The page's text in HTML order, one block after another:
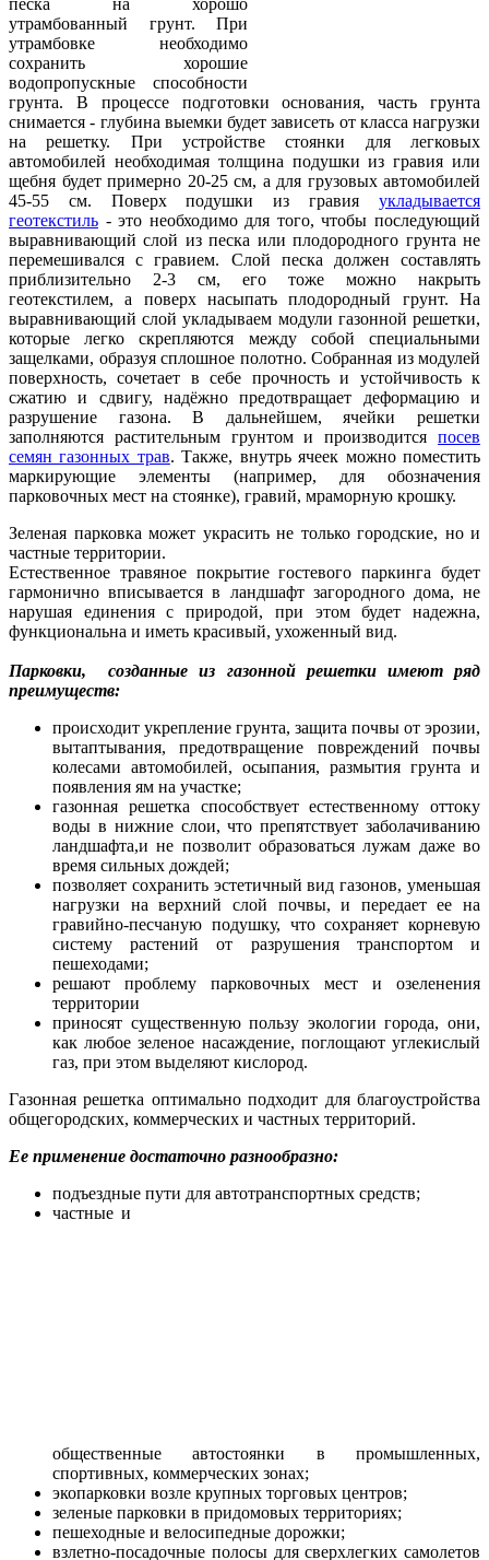
утрамбованный грунт. При
утрамбовке необходимо
сохранить хорошие
водопропускные способности
грунта. В процессе подготовки основания, часть грунта
снимается - глубина выемки будет зависеть от класса нагрузки
на решетку. При устройстве стоянки для легковых
автомобилей необходимая толщина подушки из гравия или
щебня будет примерно 20-25 см, а для грузовых автомобилей
45-55 см. Поверх подушки из гравия укладывается
геотекстиль - это необходимо для того, чтобы последующий
выравнивающий слой из песка или плодородного грунта не
перемешивался с гравием. Слой песка должен составлять
приблизительно 2-3 см, его тоже можно накрыть
геотекстилем, а поверх насыпать плодородный грунт. На
выравнивающий слой укладываем модули газонной решетки,
которые легко скрепляются между собой специальными
защелками, образуя сплошное полотно. Собранная из модулей
поверхность, сочетает в себе прочность и устойчивость к
сжатию и сдвигу, надёжно предотвращает деформацию и
разрушение газона. В дальнейшем, ячейки решетки
заполняются растительным грунтом и производится посев
семян газонных трав. Также, внутрь ячеек можно поместить
маркирующие элементы (например, для обозначения
парковочных мест на стоянке), гравий, мраморную крошку.
Зеленая парковка может украсить не только городские, но и
частные территории.
Естественное травяное покрытие гостевого паркинга будет
гармонично вписывается в ландшафт загородного дома, не
нарушая единения с природой, при этом будет надежна,
функциональна и иметь красивый, ухоженный вид.
Парковки, созданные из газонной решетки имеют ряд
преимуществ:
происходит укрепление грунта, защита почвы от эрозии,
вытаптывания, предотвращение повреждений почвы
колесами автомобилей, осыпания, размытия грунта и
появления ям на участке;
газонная решетка способствует естественному оттоку
воды в нижние слои, что препятствует заболачиванию
ландшафта,и не позволит образоваться лужам даже во
время сильных дождей;
позволяет сохранить эстетичный вид газонов, уменьшая
нагрузки на верхний слой почвы, и передает ее на
гравийно-песчаную подушку, что сохраняет корневую
систему растений от разрушения транспортом и
пешеходами;
решают проблему парковочных мест и озеленения
территории
приносят существенную пользу экологии города, они,
как любое зеленое насаждение, поглощают углекислый
газ, при этом выделяют кислород.
Газонная решетка оптимально подходит для благоустройства
общегородских, коммерческих и частных территорий.
Ее применение достаточно разнообразно:
подъездные пути для автотранспортных средств;
частные и
общественные автостоянки в промышленных,
спортивных, коммерческих зонах;
экопарковки возле крупных торговых центров;
зеленые парковки в придомовых территориях;
пешеходные и велосипедные дорожки;
взлетно-посадочные полосы для сверхлегких самолетов